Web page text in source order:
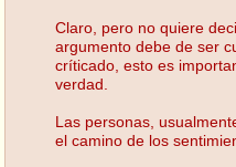
Claro, pero no quiere
argumento debe de ser
críticado, esto es
verdad.
Las personas,
el camino de los